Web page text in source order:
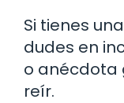
Si tienes
dudes en
o anécdota
reír.